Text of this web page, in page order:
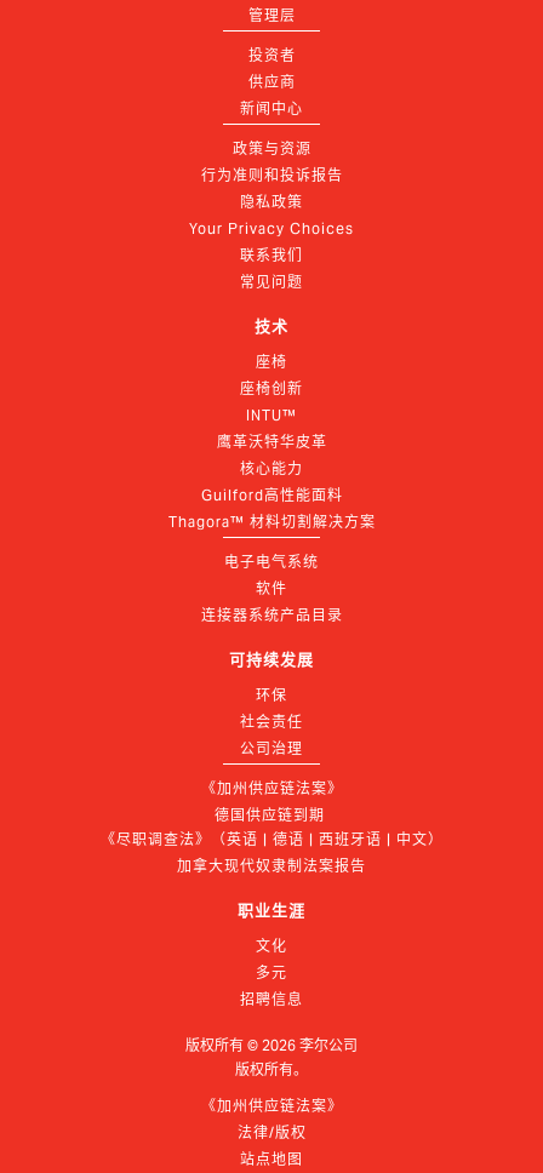
管理层
投资者
供应商
新闻中心
政策与资源
行为准则和投诉报告
隐私政策
Your Privacy Choices
联系我们
常见问题
技术
座椅
座椅创新
INTU™
鹰革沃特华皮革
核心能力
Guilford高性能面料
Thagora™ 材料切割解决方案
电子电气系统
软件
连接器系统产品目录
可持续发展
环保
社会责任
公司治理
《加州供应链法案》
德国供应链到期
《尽职调查法》（英语 | 德语 | 西班牙语 | 中文）
加拿大现代奴隶制法案报告
职业生涯
文化
多元
招聘信息
版权所有 © 2026 李尔公司
版权所有。
《加州供应链法案》
法律/版权
站点地图